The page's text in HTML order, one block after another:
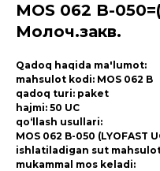
MOS 062 B-
Молоч.закв.
Qadoq haqida ma'lumot:
mahsulot kodi: MOS 062 B
qadoq turi: paket
hajmi: 50 UC
qo‘llash usullari:
MOS 062 B-050
ishlatiladigan sut
mukammal mos keladi: